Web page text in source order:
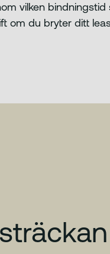
vilken
om du bryter ditt